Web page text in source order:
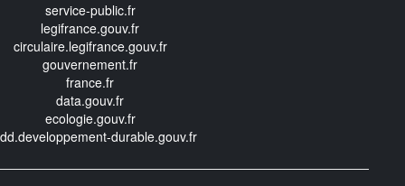
service-public.fr
legifrance.gouv.fr
circulaire.legifrance.gouv.fr
gouvernement.fr
france.fr
data.gouv.fr
ecologie.gouv.fr
durable.gouv.fr